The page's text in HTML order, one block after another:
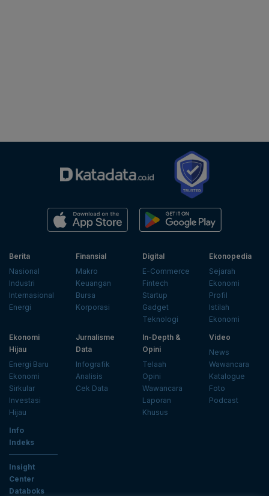
Berita
Nasional
Industri
Internasional
Energi
Finansial
Makro
Keuangan
Bursa
Korporasi
Digital
E-Commerce
Fintech
Startup
Gadget
Teknologi
Ekonopedia
Sejarah
Ekonomi
Profil
Istilah
Ekonomi
Ekonomi
Hijau
Energi Baru
Ekonomi
Sirkular
Investasi
Hijau
Jurnalisme
Data
Infografik
Analisis
Cek Data
In-Depth &
Opini
Telaah
Opini
Wawancara
Laporan
Khusus
Video
News
Wawancara
Katalogue
Foto
Podcast
Info
Indeks
Insight
Center
Databoks